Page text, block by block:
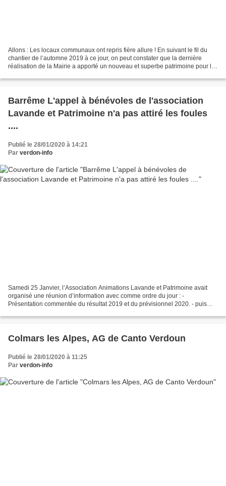
Allons : Les locaux communaux ont repris fière allure ! En suivant le fil du
chantier de l’automne 2019 à ce jour, on peut constater que la dernière
réalisation de la Mairie a apporté un nouveau et superbe patrimoine pour la
Barrême L'appel à bénévoles de l'association
Lavande et Patrimoine n'a pas attiré les foules
....
Publié le 28/01/2020 à 14:21
Par verdon-info
Samedi 25 Janvier, l’Association Animations Lavande et Patrimoine avait
organisé une réunion d’information avec comme ordre du jour : -
Présentation commentée du résultat 2019 et du prévisionnel 2020. - puis
Colmars les Alpes, AG de Canto Verdoun
Publié le 28/01/2020 à 11:25
Par verdon-info